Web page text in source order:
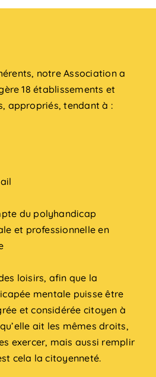
notre Association a
18 établissements et
appropriés, tendant à :
du polyhandicap
et professionnelle en
loisirs, afin que la
mentale puisse être
et considérée citoyen à
ait les mêmes droits,
exercer, mais aussi remplir
cela la citoyenneté.